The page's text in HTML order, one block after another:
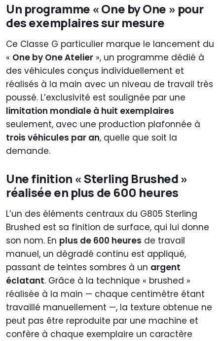
Un programme « One by One » pour
des exemplaires sur mesure
Ce Classe G particulier marque le lancement du
« One by One Atelier », un programme dédié à
des véhicules conçus individuellement et
réalisés à la main avec un niveau de travail très
poussé. L’exclusivité est soulignée par une
limitation mondiale à huit exemplaires
seulement, avec une production plafonnée à
trois véhicules par an, quelle que soit la
demande.
Une finition « Sterling Brushed »
réalisée en plus de 600 heures
L’un des éléments centraux du G805 Sterling
Brushed est sa finition de surface, qui lui donne
son nom. En plus de 600 heures de travail
manuel, un dégradé continu est appliqué,
passant de teintes sombres à un argent
éclatant. Grâce à la technique « brushed »
réalisée à la main — chaque centimètre étant
travaillé manuellement —, la texture obtenue ne
peut pas être reproduite par une machine et
confère à chaque exemplaire un caractère